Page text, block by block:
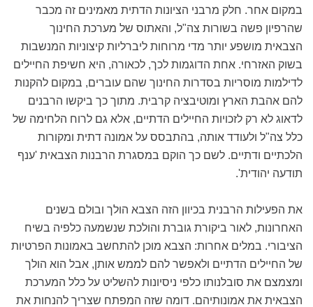
במקום אחר. חלק מרבני הציונות הדתית מאמינים זה מכבר
שהרפיון פשה בשורות צה"ל, והאתוס של מערכת החינוך
הצבאית מושפע יותר מדי מרוחות ליברליות קיצוניות המנשבות
בשוק האזרחי. אחת הדוגמות לכך, לכאורה, היא חשיפת החיילים
לדילמות מוסריות בסדרות החינוך שהם עוברים, במקום להקנות
להם אהבת הארץ ומוטיבציה קרבית. מתוך כך ביקשו הרבנים
לדאוג לא רק לזכויות החיילים הדתיים, אלא גם לרוח הלחימה של
כלל צה"ל ולעודד אותה, בהתבסס על אמונה דתית ומקורות
הלכתיים ודתיים. לשם כך הוקם במסגרת הרבנות הצבאית 'ענף
תודעה יהודית'.
את הפעילות הרבנית בכיוון הזה הצבא הולך ובולם בשנים
האחרונות, לאור ביקורת גוברת והולכת שנשמעה כלפיה בשיח
הציבורי. במלים אחרות: הצבא מוכן להתחשב באמונות הפרטיות
של החיילים הדתיים ולאפשר להם לממש אותן, אבל הוא הולך
ומצמצם את סובלנותו כלפי ניסיונות להשליט על כלל המערכת
הצבאית את אמונותיהם. דומה שזה המפתח שצריך להנחות את